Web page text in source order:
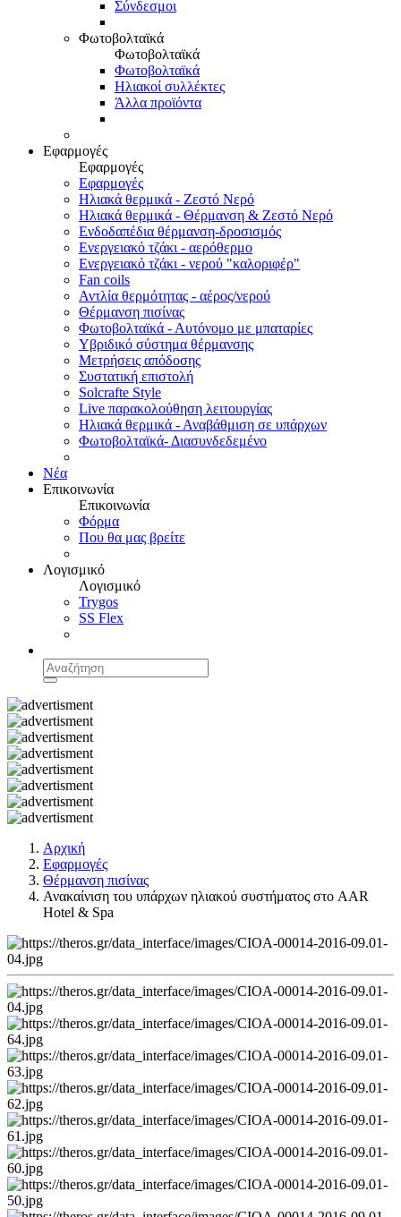
Σύνδεσμοι
Φωτοβολταϊκά
Φωτοβολταϊκά
Φωτοβολταϊκά
Ηλιακοί συλλέκτες
Άλλα προϊόντα
Εφαρμογές
Εφαρμογές
Εφαρμογές
Ηλιακά θερμικά - Ζεστό Νερό
Ηλιακά θερμικά - Θέρμανση & Ζεστό Νερό
Ενδοδαπέδια θέρμανση-δροσισμός
Ενεργειακό τζάκι - αερόθερμο
Ενεργειακό τζάκι - νερού "καλοριφέρ"
Fan coils
Αντλία θερμότητας - αέρος/νερού
Θέρμανση πισίνας
Φωτοβολταϊκά - Αυτόνομο με μπαταρίες
Υβριδικό σύστημα θέρμανσης
Μετρήσεις απόδοσης
Συστατική επιστολή
Solcrafte Style
Live παρακολούθηση λειτουργίας
Ηλιακά θερμικά - Αναβάθμιση σε υπάρχων
Φωτοβολταϊκά- Διασυνδεδεμένο
Νέα
Επικοινωνία
Επικοινωνία
Φόρμα
Που θα μας βρείτε
Λογισμικό
Λογισμικό
Trygos
SS Flex
Αρχική
Εφαρμογές
Θέρμανση πισίνας
Ανακαίνιση του υπάρχων ηλιακού συστήματος στο AAR
Hotel & Spa